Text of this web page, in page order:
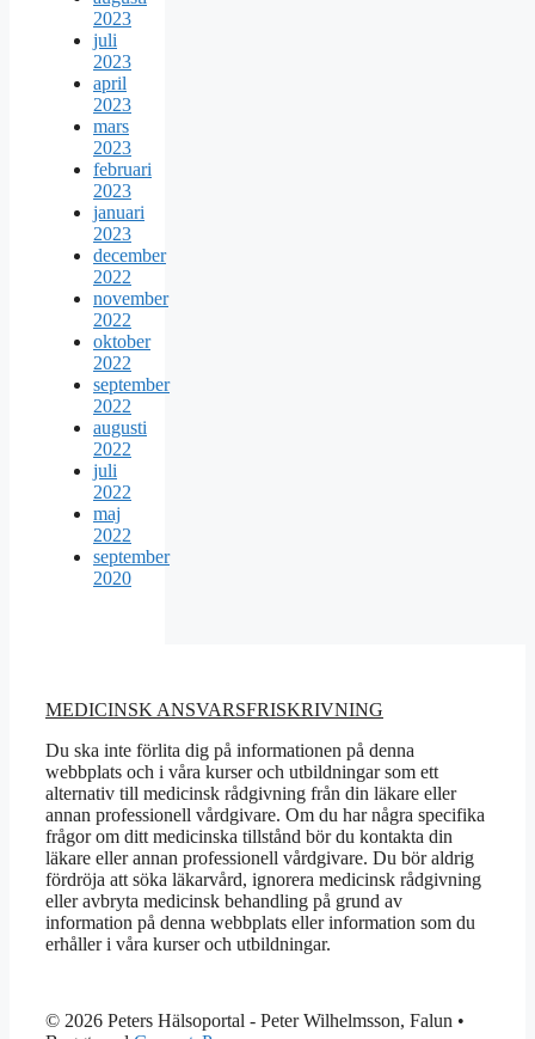
2023
juli
2023
april
2023
mars
2023
februari
2023
januari
2023
december
2022
november
2022
oktober
2022
september
2022
augusti
2022
juli
2022
maj
2022
september
2020
MEDICINSK ANSVARSFRISKRIVNING
Du ska inte förlita dig på informationen på denna
webbplats och i våra kurser och utbildningar som ett
alternativ till medicinsk rådgivning från din läkare eller
annan professionell vårdgivare. Om du har några specifika
frågor om ditt medicinska tillstånd bör du kontakta din
läkare eller annan professionell vårdgivare. Du bör aldrig
fördröja att söka läkarvård, ignorera medicinsk rådgivning
eller avbryta medicinsk behandling på grund av
information på denna webbplats eller information som du
erhåller i våra kurser och utbildningar.
© 2026 Peters Hälsoportal - Peter Wilhelmsson, Falun •